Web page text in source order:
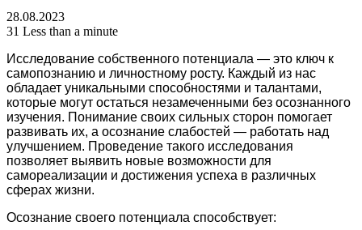
28.08.2023
31 Less than a minute
Исследование собственного потенциала — это ключ к
самопознанию и личностному росту. Каждый из нас
обладает уникальными способностями и талантами,
которые могут остаться незамеченными без осознанного
изучения. Понимание своих сильных сторон помогает
развивать их, а осознание слабостей — работать над
улучшением. Проведение такого исследования
позволяет выявить новые возможности для
самореализации и достижения успеха в различных
сферах жизни.
Осознание своего потенциала способствует: